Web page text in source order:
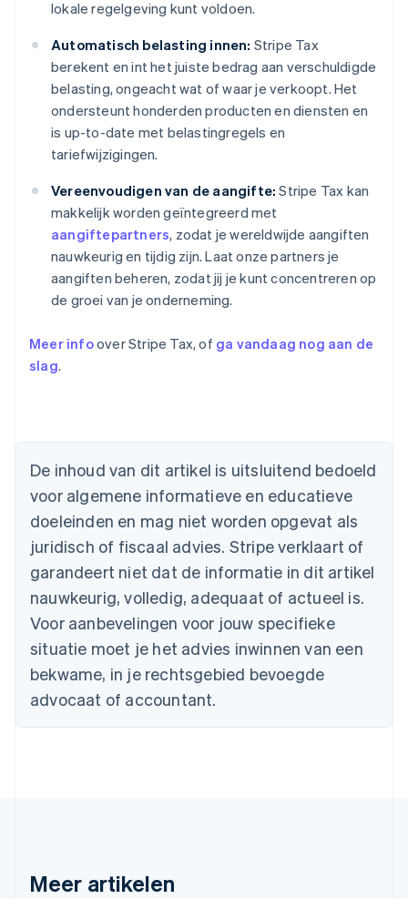
lokale regelgeving kunt voldoen.
Automatisch belasting innen: Stripe Tax
berekent en int het juiste bedrag aan verschuldigde
belasting, ongeacht wat of waar je verkoopt. Het
ondersteunt honderden producten en diensten en
is up-to-date met belastingregels en
tariefwijzigingen.
Vereenvoudigen van de aangifte: Stripe Tax kan
makkelijk worden geïntegreerd met
aangiftepartners, zodat je wereldwijde aangiften
nauwkeurig en tijdig zijn. Laat onze partners je
aangiften beheren, zodat jij je kunt concentreren op
de groei van je onderneming.
Meer infoover Stripe Tax, of ga vandaag nog aan de
slag.
De inhoud van dit artikel is uitsluitend bedoeld
voor algemene informatieve en educatieve
doeleinden en mag niet worden opgevat als
juridisch of fiscaal advies. Stripe verklaart of
garandeert niet dat de informatie in dit artikel
nauwkeurig, volledig, adequaat of actueel is.
Voor aanbevelingen voor jouw specifieke
situatie moet je het advies inwinnen van een
bekwame, in je rechtsgebied bevoegde
advocaat of accountant.
Meer artikelen
Australië
België
Nederlands FrançaisDeutschEnglish
Brazilië
Português English
Bulgarije
English
English Français
Cyprus
Denemarken
English
English